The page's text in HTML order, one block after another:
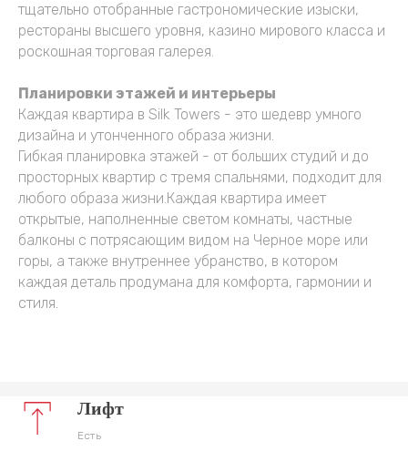
тщательно отобранные гастрономические изыски,
рестораны высшего уровня, казино мирового класса и
роскошная торговая галерея.
Планировки этажей и интерьеры
Каждая квартира в Silk Towers - это шедевр умного
дизайна и утонченного образа жизни.
Гибкая планировка этажей - от больших студий и до
просторных квартир с тремя спальнями, подходит для
любого образа жизни.Каждая квартира имеет
открытые, наполненные светом комнаты, частные
балконы с потрясающим видом на Черное море или
горы, а также внутреннее убранство, в котором
каждая деталь продумана для комфорта, гармонии и
стиля.
Лифт
Есть